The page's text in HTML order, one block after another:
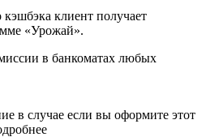
клиент получает
«Урожай».
в банкоматах любых
в случае если вы оформите этот